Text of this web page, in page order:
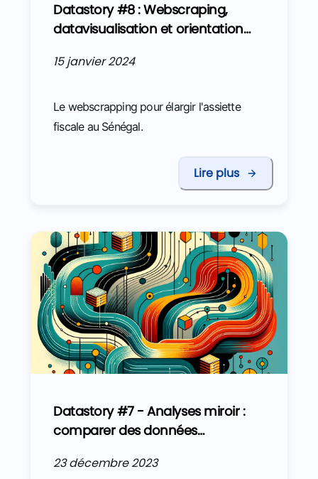
Datastory #8 : Webscraping,
datavisualisation et orientation
15 janvier 2024
Le webscrapping pour élargir l'assiette
fiscale au Sénégal.
Lire plus
Datastory #7 - Analyses miroir :
comparer des données
standardisées pour identifier des
23 décembre 2023